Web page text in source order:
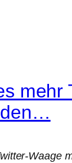
mehr
Waage